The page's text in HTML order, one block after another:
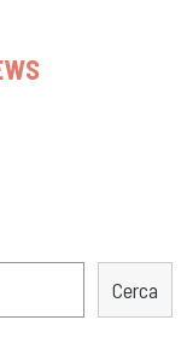
Cerca